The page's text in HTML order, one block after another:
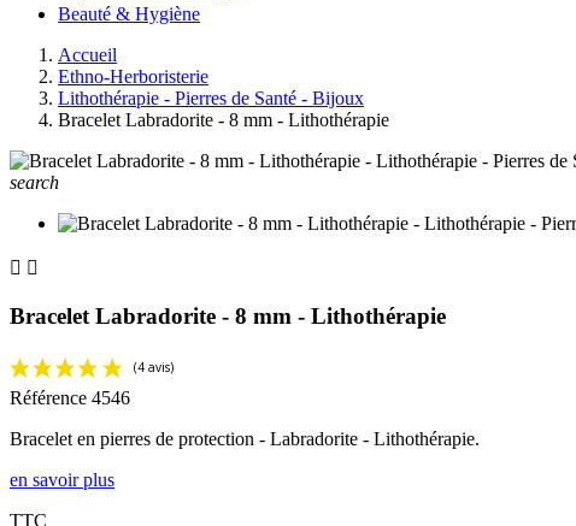
Beauté & Hygiène
Accueil
Ethno-Herboristerie
Lithothérapie - Pierres de Santé - Bijoux
Bracelet Labradorite - 8 mm - Lithothérapie
search
 
Bracelet Labradorite - 8 mm - Lithothérapie
Référence 4546
Bracelet en pierres de protection - Labradorite - Lithothérapie.
en savoir plus
TTC